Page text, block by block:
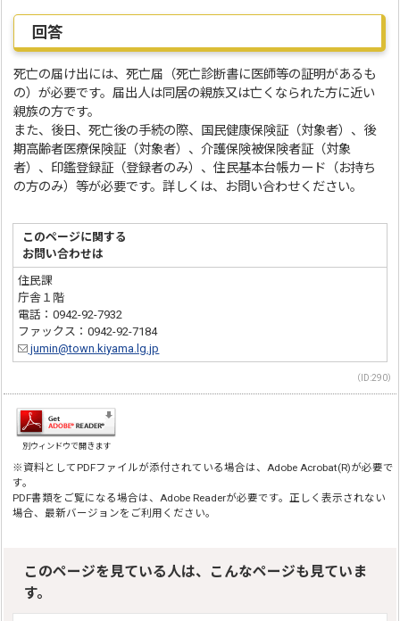
回答
死亡の届け出には、死亡届（死亡診断書に医師等の証明があるも
の）が必要です。届出人は同居の親族又は亡くなられた方に近い
親族の方です。
また、後日、死亡後の手続の際、国民健康保険証（対象者）、後
期高齢者医療保険証（対象者）、介護保険被保険者証（対象
者）、印鑑登録証（登録者のみ）、住民基本台帳カード（お持ち
の方のみ）等が必要です。詳しくは、お問い合わせください。
このページに関する
お問い合わせは
住民課
庁舎１階
電話：0942-92-7932
ファックス：0942-92-7184
jumin@town.kiyama.lg.jp
（ID:290）
別ウィンドウで開きます
※資料としてPDFファイルが添付されている場合は、Adobe Acrobat(R)が必要で
す。
PDF書類をご覧になる場合は、Adobe Readerが必要です。正しく表示されない
場合、最新バージョンをご利用ください。
このページを見ている人は、こんなページも見ていま
す。